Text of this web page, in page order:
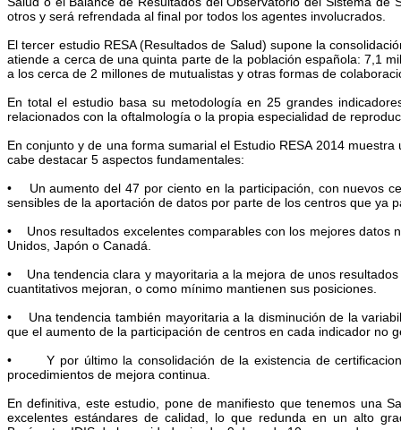
otros y será refrendada al final por todos los agentes involucrados.
El tercer estudio RESA (Resultados de Salud) supone la
atiende a cerca de una quinta parte de la población española: 7,1
a los cerca de 2 millones de mutualistas y otras formas de
En total el estudio basa su metodología en 25 grandes
relacionados con la oftalmología o la propia especialidad de
En conjunto y de una forma sumarial el Estudio RESA 2014
cabe destacar 5 aspectos fundamentales:
• Un aumento del 47 por ciento en la participación, con nuevos
sensibles de la aportación de datos por parte de los centros que ya
• Unos resultados excelentes comparables con los mejores datos
Unidos, Japón o Canadá.
• Una tendencia clara y mayoritaria a la mejora de unos
cuantitativos mejoran, o como mínimo mantienen sus posiciones.
• Una tendencia también mayoritaria a la disminución de la
que el aumento de la participación de centros en cada indicador no
• Y por último la consolidación de la existencia de
procedimientos de mejora continua.
En definitiva, este estudio, pone de manifiesto que tenemos una
excelentes estándares de calidad, lo que redunda en un alto